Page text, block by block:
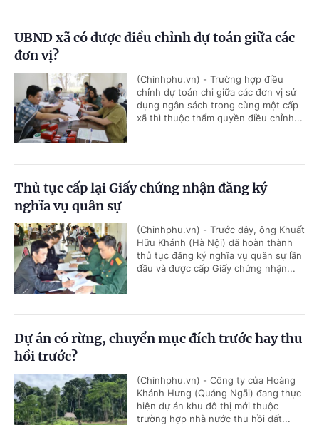
UBND xã có được điều chỉnh dự toán giữa các
đơn vị?
(Chinhphu.vn) - Trường hợp điều
chỉnh dự toán chi giữa các đơn vị sử
dụng ngân sách trong cùng một cấp
xã thì thuộc thẩm quyền điều chỉnh...
Thủ tục cấp lại Giấy chứng nhận đăng ký
nghĩa vụ quân sự
(Chinhphu.vn) - Trước đây, ông Khuất
Hữu Khánh (Hà Nội) đã hoàn thành
thủ tục đăng ký nghĩa vụ quân sự lần
đầu và được cấp Giấy chứng nhận...
Dự án có rừng, chuyển mục đích trước hay thu
hồi trước?
(Chinhphu.vn) - Công ty của Hoàng
Khánh Hưng (Quảng Ngãi) đang thực
hiện dự án khu đô thị mới thuộc
trường hợp nhà nước thu hồi đất...